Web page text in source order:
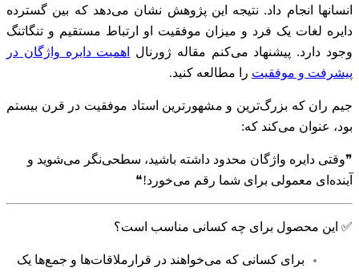
انسانها انجام داد. نتیجه این پژوهش نشان می‌دهد که بین گسترده
دایره لغات یک فرد و میزان موفقیت او ارتباط مستقیم و تنگاتنگ
وجود دارد. پیشنهاد می‌کنم مقاله ژورنال
اهمیت دایره واژگان در
پیشرفت و موفقیت را مطالعه کنید.
جیم ران که بزرگ‌ترین و مشهورترین استاد موفقیت در قرن بیستم
بود، عنوان می‌کند که:
❞وقتی دایره واژ‌گان محدود داشته باشید، سطحی‌نگر می‌شوید و
آینده‌ای معمولی برای شما رقم می‌خورد!❝
✅ این محصول برای چه کسانی مناسب است؟
برای کسانی که می‌خواهند در قرارملاقات‌ها و جمع‌ها یک